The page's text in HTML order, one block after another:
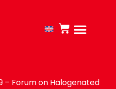
– Forum on Halogenated